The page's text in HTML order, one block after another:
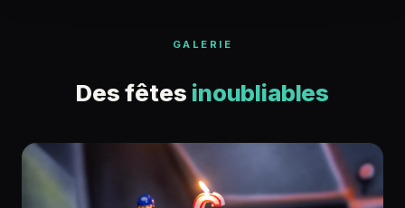
GALERIE
Des fêtes inoubliables